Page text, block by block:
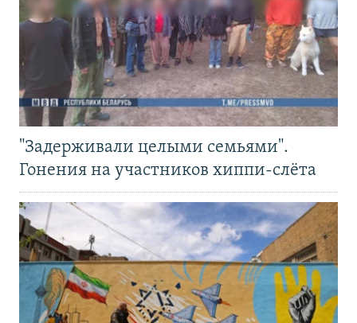
"Задерживали целыми семьями".
Гонения на участников хиппи-слёта